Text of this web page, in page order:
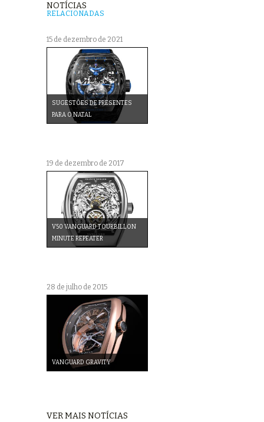
NOTÍCIAS
RELACIONADAS
15 de dezembro de 2021
SUGESTÕES DE PRESENTES
PARA O NATAL
19 de dezembro de 2017
V50 VANGUARD TOURBILLON
MINUTE REPEATER
28 de julho de 2015
VANGUARD GRAVITY
VER MAIS NOTÍCIAS